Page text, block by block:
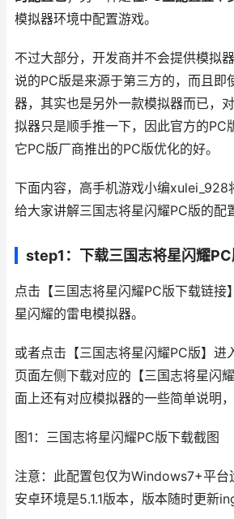
模拟器环境中配置游戏。
不过大部分，开发商并不会提供模拟
说的PC版是来源于第三方的，而且即
器，其实也是另外一款模拟器而已，
拟器只是顺手推一下，因此官方的PC
它PC版厂商推出的PC版优化的好。
下面内容，高手机游戏小编xulei_928
给大家讲解三国志将星闪耀PC版的配
step1：下载三国志将星闪耀
点击【三国志将星闪耀PC版下载链接
星闪耀的雷电模拟器。
或者点击【三国志将星闪耀PC版】进
页面左侧下载对应的【三国志将星闪
面上还有对应模拟器的一些简单说明
图1：三国志将星闪耀PC版下载截图
注意：此配置包仅为Windows7+平台
安卓环境是5.1.1版本，版本随时更新ing